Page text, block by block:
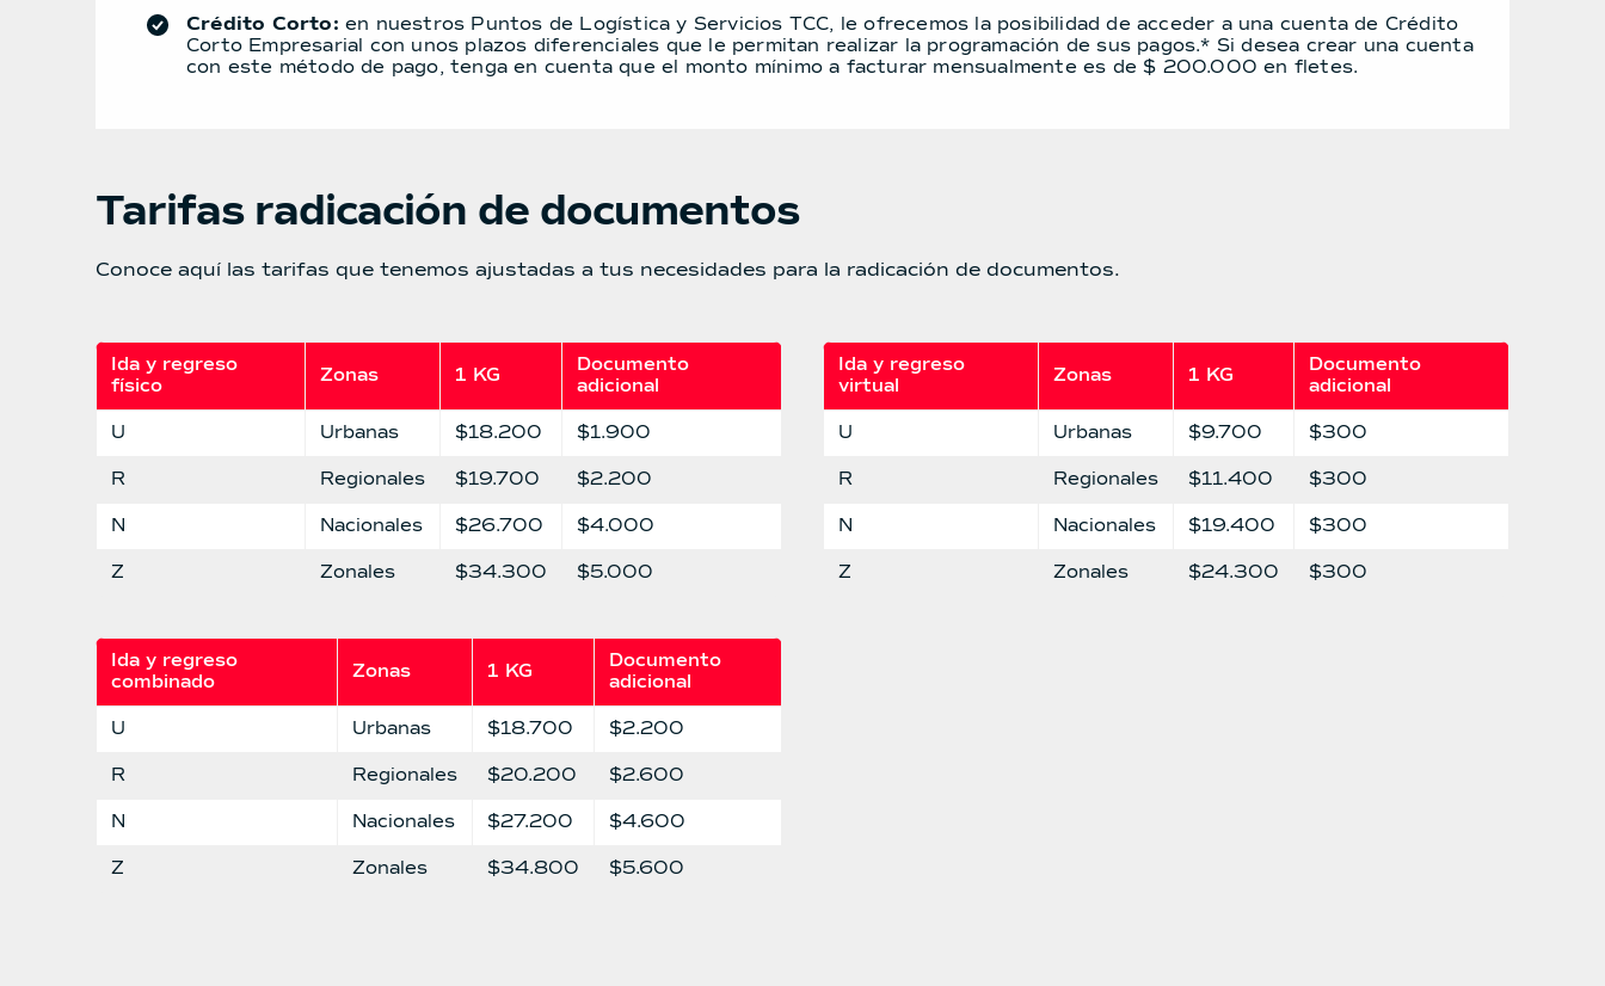
Crédito Corto: en nuestros Puntos de Logística y Servicios TCC, le ofrecemos la posibilidad de acceder a una cuenta de Crédito
Corto Empresarial con unos plazos diferenciales que le permitan realizar la programación de sus pagos.* Si desea crear una cuenta
con este método de pago, tenga en cuenta que el monto mínimo a facturar mensualmente es de $ 200.000 en fletes.
Tarifas radicación de documentos
Conoce aquí las tarifas que tenemos ajustadas a tus necesidades para la radicación de documentos.
Ida y regreso
físico
Zonas 1 KG
Documento
adicional
U Urbanas $18.200 $1.900
R Regionales $19.700 $2.200
N Nacionales $26.700 $4.000
Z Zonales $34.300 $5.000
Ida y regreso
virtual
Zonas 1 KG
Documento
adicional
U Urbanas $9.700 $300
R Regionales $11.400 $300
N Nacionales $19.400 $300
Z Zonales $24.300 $300
Ida y regreso
combinado
Zonas 1 KG
Documento
adicional
U Urbanas $18.700 $2.200
R Regionales $20.200 $2.600
N Nacionales $27.200 $4.600
Z Zonales $34.800 $5.600